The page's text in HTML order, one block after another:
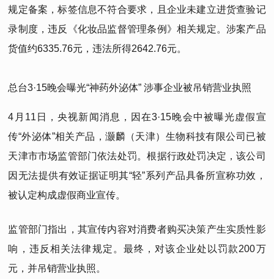
规定备案，标签信息不符合要求，且企业未建立进货查验记
录制度，违反《化妆品监督管理条例》相关规定。涉案产品
货值约6335.76元，违法所得2642.76元。
总台3·15晚会曝光“神药外泌体” 涉事企业被吊销营业执照
4月11日，央视新闻消息，因在3·15晚会中被曝光虚假宣
传“外泌体”相关产品，灏麟（天津）生物科技有限公司已被
天津市市场监管部门依法处罚。根据行政处罚决定，该公司
因无法提供有效证据证明其“轻”系列产品具备所宣称功效，
被认定构成虚假商业宣传。
监管部门指出，其宣传内容对消费者购买决策产生实质性影
响，违反相关法律规定。最终，对该企业处以罚款200万
元，并吊销营业执照。